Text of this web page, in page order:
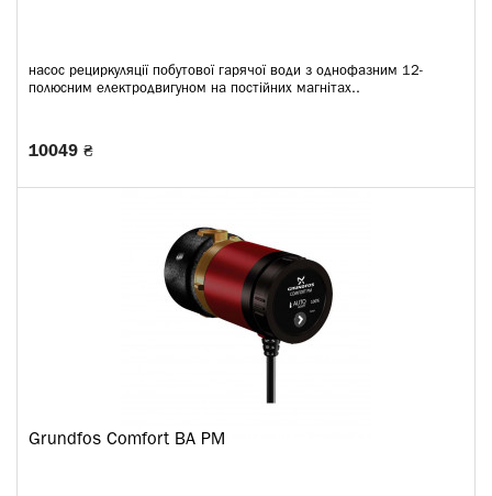
насос рециркуляції побутової гарячої води з однофазним 12-
полюсним електродвигуном на постійних магнітах..
10049 ₴
Grundfos Comfort BA PM